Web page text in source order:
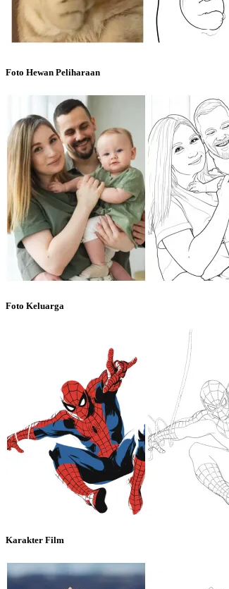
Foto Hewan Peliharaan
Foto Keluarga
Karakter Film